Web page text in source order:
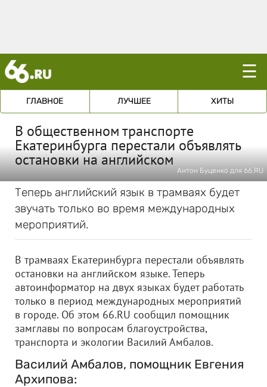
☰
ГЛАВНОЕ ЛУЧШЕЕ ХИТЫ
В общественном транспорте
Екатеринбурга перестали объявлять
остановки на английском
Антон Буценко для 66.RU
Теперь английский язык в трамваях будет
звучать только во время международных
мероприятий.
В трамваях Екатеринбурга перестали объявлять
остановки на английском языке. Теперь
автоинформатор на двух языках будет работать
только в период международных мероприятий
в городе. Об этом 66.RU сообщил помощник
замглавы по вопросам благоустройства,
транспорта и экологии Василий Амбалов.
Василий Амбалов, помощник Евгения
Архипова: